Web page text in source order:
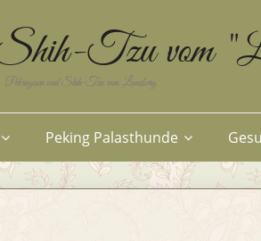
Shih-Tzu vom
Pekingesen und Shih-Tzu vom Lunzberg
Peking Palasthunde